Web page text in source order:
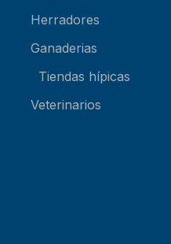
Herradores
Ganaderias
Tiendas hípicas
Veterinarios